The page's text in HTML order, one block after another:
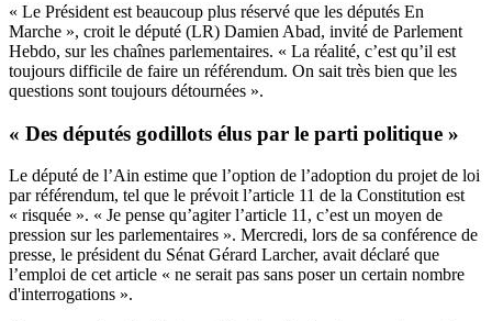
« Le Président est beaucoup plus réservé que les députés En
Marche », croit le député (LR) Damien Abad, invité de Parlement
Hebdo, sur les chaînes parlementaires. « La réalité, c’est qu’il est
toujours difficile de faire un référendum. On sait très bien que les
questions sont toujours détournées ».
« Des députés godillots élus par le parti politique »
Le député de l’Ain estime que l’option de l’adoption du projet de loi
par référendum, tel que le prévoit l’article 11 de la Constitution est
« risquée ». « Je pense qu’agiter l’article 11, c’est un moyen de
pression sur les parlementaires ». Mercredi, lors de sa conférence de
presse, le président du Sénat Gérard Larcher, avait déclaré que
l’emploi de cet article « ne serait pas sans poser un certain nombre
d'interrogations ».